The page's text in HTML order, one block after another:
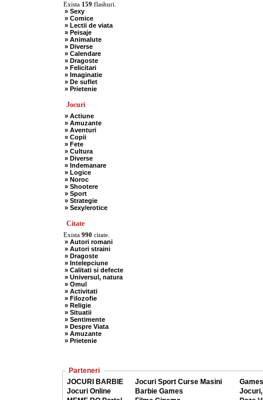
Exista 159 flashuri.
» Sexy
» Comice
» Lectii de viata
» Peisaje
» Animalute
» Diverse
» Calendare
» Dragoste
» Felicitari
» Imaginatie
» De suflet
» Prietenie
Jocuri
» Actiune
» Amuzante
» Aventuri
» Copii
» Fete
» Cultura
» Diverse
» Indemanare
» Logice
» Noroc
» Shootere
» Sport
» Strategie
» Sexy/erotice
Citate
Exista 990 citate.
» Autori romani
» Autori straini
» Dragoste
» Intelepciune
» Calitati si defecte
» Universul, natura
» Omul
» Activitati
» Filozofie
» Religie
» Situatii
» Sentimente
» Despre Viata
» Amuzante
» Prietenie
Parteneri
JOCURI BARBIE
Jocuri Sport Curse Masini
Jocuri Online
Barbie Games